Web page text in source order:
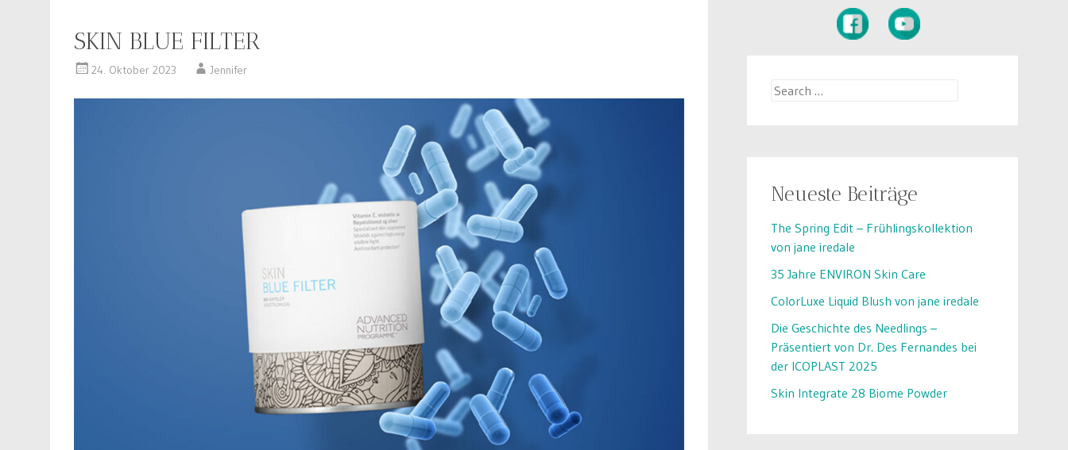
SKIN BLUE FILTER
24. Oktober 2023 Jennifer
Search
Neueste Beiträge
The Spring Edit – Frühlingskollektion
von jane iredale
35 Jahre ENVIRON Skin Care
ColorLuxe Liquid Blush von jane iredale
Die Geschichte des Needlings –
Präsentiert von Dr. Des Fernandes bei
der ICOPLAST 2025
Skin Integrate 28 Biome Powder